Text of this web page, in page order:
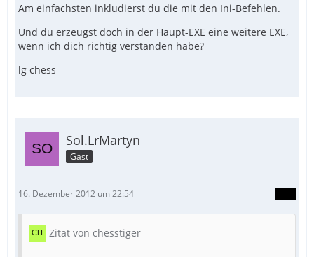
Am einfachsten inkludierst du die mit den Ini-Befehlen.
Und du erzeugst doch in der Haupt-EXE eine weitere EXE,
wenn ich dich richtig verstanden habe?
lg chess
Sol.LrMartyn
Gast
16. Dezember 2012 um 22:54
Zitat von chesstiger